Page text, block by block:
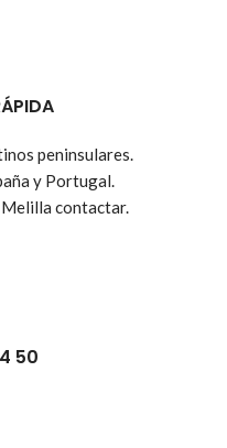
peninsulares.
y Portugal.
Melilla contactar.
50